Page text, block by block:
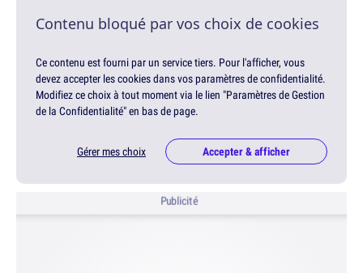
Contenu bloqué par vos choix de cookies
Ce contenu est fourni par un service tiers. Pour l'afficher, vous
devez accepter les cookies dans vos paramètres de confidentialité.
Modifiez ce choix à tout moment via le lien "Paramètres de Gestion
de la Confidentialité" en bas de page.
Gérer mes choix Accepter & afficher
Publicité